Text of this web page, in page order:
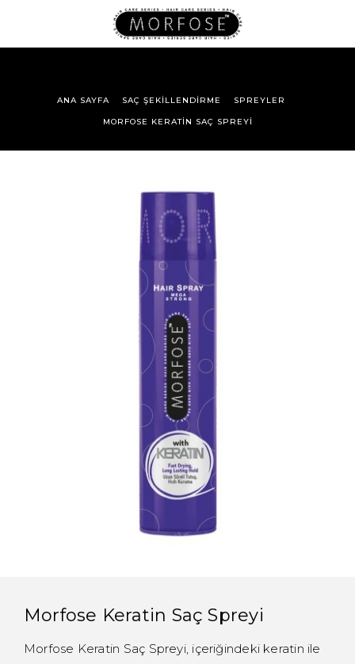
ANA SAYFA SAÇ ŞEKILLENDIRME SPREYLER
MORFOSE KERATIN SAÇ SPREYI
Morfose Keratin Saç Spreyi
Morfose Keratin Saç Spreyi, içeriğindeki keratin ile